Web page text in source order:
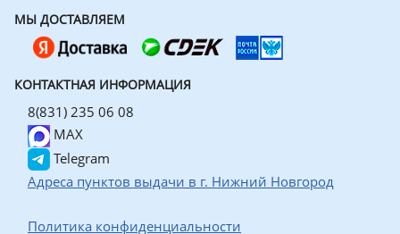
МЫ ДОСТАВЛЯЕМ
КОНТАКТНАЯ ИНФОРМАЦИЯ
8(831) 235 06 08
MAX
Telegram
Адреса пунктов выдачи в г. Нижний Новгород
Политика конфиденциальности